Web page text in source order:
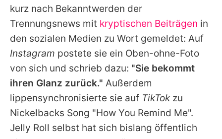
kurz nach Bekanntwerden der
Trennungsnews mit kryptischen Beiträgen in
den sozialen Medien zu Wort gemeldet: Auf
Instagram postete sie ein Oben-ohne-Foto
von sich und schrieb dazu: "Sie bekommt
ihren Glanz zurück." Außerdem
lippensynchronisierte sie auf TikTokzu
Nickelbacks Song "How You Remind Me".
Jelly Roll selbst hat sich bislang öffentlich